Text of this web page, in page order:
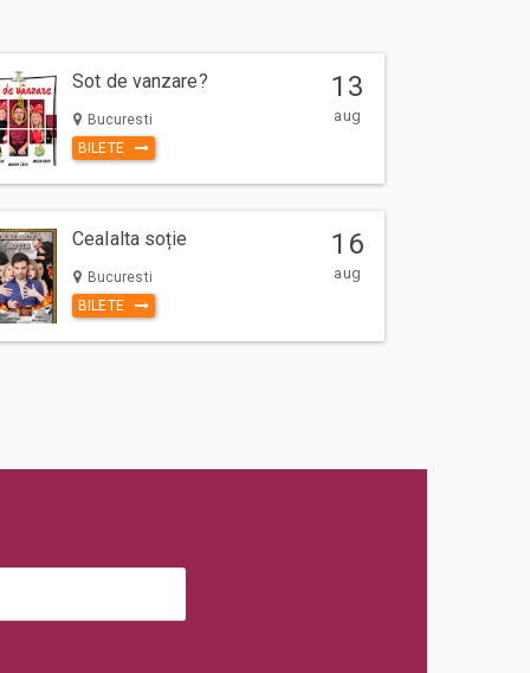
Sot de vanzare?
Bucuresti
BILETE
13
aug
Cealalta soție
Bucuresti
BILETE
16
aug